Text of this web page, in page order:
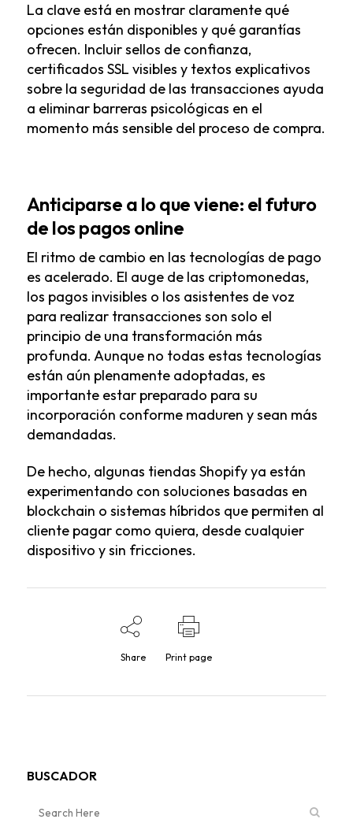
La clave está en mostrar claramente qué
opciones están disponibles y qué garantías
ofrecen. Incluir sellos de confianza,
certificados SSL visibles y textos explicativos
sobre la seguridad de las transacciones ayuda
a eliminar barreras psicológicas en el
momento más sensible del proceso de compra.
Anticiparse a lo que viene: el futuro
de los pagos online
El ritmo de cambio en las tecnologías de pago
es acelerado. El auge de las criptomonedas,
los pagos invisibles o los asistentes de voz
para realizar transacciones son solo el
principio de una transformación más
profunda. Aunque no todas estas tecnologías
están aún plenamente adoptadas, es
importante estar preparado para su
incorporación conforme maduren y sean más
demandadas.
De hecho, algunas tiendas Shopifyya están
experimentando con soluciones basadas en
blockchain o sistemas híbridos que permiten al
cliente pagar como quiera, desde cualquier
dispositivo y sin fricciones.
Share Print page
BUSCADOR